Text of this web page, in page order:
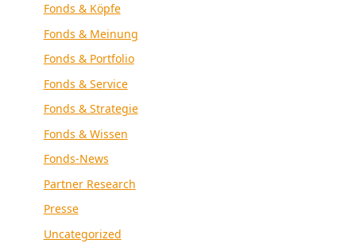
Fonds & Köpfe
Fonds & Meinung
Fonds & Portfolio
Fonds & Service
Fonds & Strategie
Fonds & Wissen
Fonds-News
Partner Research
Presse
Uncategorized